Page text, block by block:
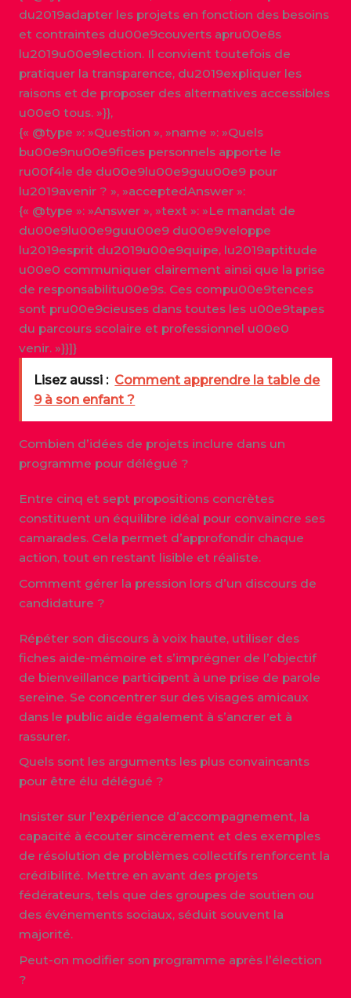
du2019adapter les projets en fonction des besoins
et contraintes du00e9couverts apru00e8s
lu2019u00e9lection. Il convient toutefois de
pratiquer la transparence, du2019expliquer les
raisons et de proposer des alternatives accessibles
u00e0 tous. »}},
{« @type »: »Question », »name »: »Quels
bu00e9nu00e9fices personnels apporte le
ru00f4le de du00e9lu00e9guu00e9 pour
lu2019avenir ? », »acceptedAnswer »:
{« @type »: »Answer », »text »: »Le mandat de
du00e9lu00e9guu00e9 du00e9veloppe
lu2019esprit du2019u00e9quipe, lu2019aptitude
u00e0 communiquer clairement ainsi que la prise
de responsabilitu00e9s. Ces compu00e9tences
sont pru00e9cieuses dans toutes les u00e9tapes
du parcours scolaire et professionnel u00e0
venir. »}}]}
Lisez aussi : Comment apprendre la table de
9 à son enfant ?
Combien d’idées de projets inclure dans un
programme pour délégué ?
Entre cinq et sept propositions concrètes
constituent un équilibre idéal pour convaincre ses
camarades. Cela permet d’approfondir chaque
action, tout en restant lisible et réaliste.
Comment gérer la pression lors d’un discours de
candidature ?
Répéter son discours à voix haute, utiliser des
fiches aide-mémoire et s’imprégner de l’objectif
de bienveillance participent à une prise de parole
sereine. Se concentrer sur des visages amicaux
dans le public aide également à s’ancrer et à
rassurer.
Quels sont les arguments les plus convaincants
pour être élu délégué ?
Insister sur l’expérience d’accompagnement, la
capacité à écouter sincèrement et des exemples
de résolution de problèmes collectifs renforcent la
crédibilité. Mettre en avant des projets
fédérateurs, tels que des groupes de soutien ou
des événements sociaux, séduit souvent la
majorité.
Peut-on modifier son programme après l’élection
?